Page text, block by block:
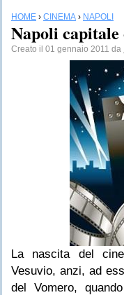
HOME › CINEMA › NAPOLI
Napoli capitale
Creato il 01 gennaio 2011 da
La nascita del
Vesuvio, anzi, ad
del Vomero,